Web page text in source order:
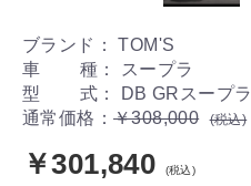
ブランド： TOM'S
車 種： スープラ
型 式： DB GRスープラ
通常価格： ￥308,000 (税込)
￥301,840 (税込)